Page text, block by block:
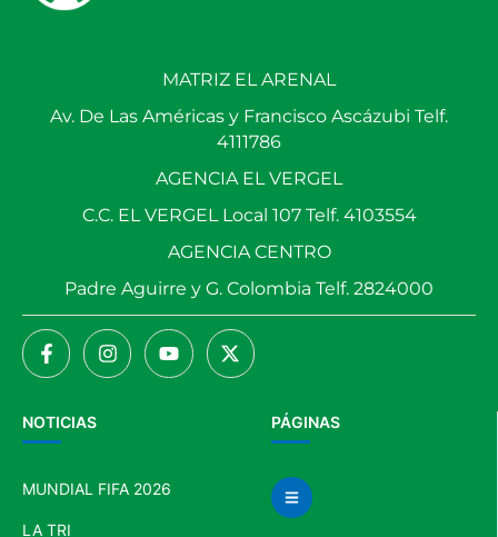
PÁGINAS
NOTICIAS
MUNDIAL FIFA 2026
LA TRI
MATRIZ EL ARENAL
Av. De Las Américas y Francisco Ascázubi Telf.
4111786
AGENCIA EL VERGEL
C.C. EL VERGEL Local 107 Telf. 4103554
AGENCIA CENTRO
Padre Aguirre y G. Colombia Telf. 2824000